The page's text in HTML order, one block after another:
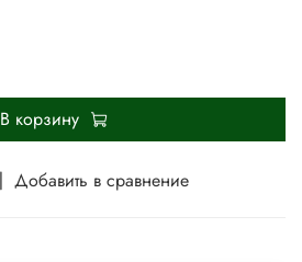
Добавить в сравнение
В корзину